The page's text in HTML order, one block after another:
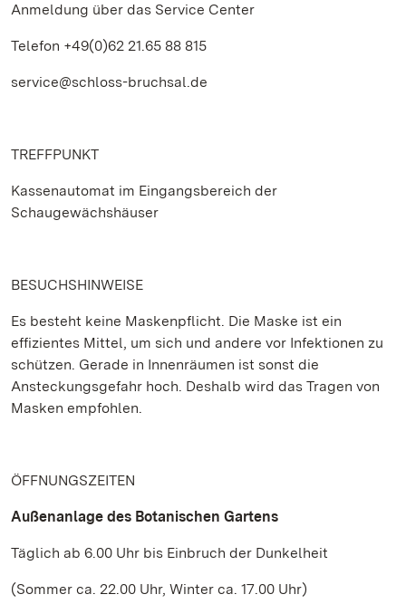
Anmeldung über das Service Center
Telefon +49(0)62 21.65 88 815
service@schloss-bruchsal.de
TREFFPUNKT
Kassenautomat im Eingangsbereich der
Schaugewächshäuser
BESUCHSHINWEISE
Es besteht keine Maskenpflicht. Die Maske ist ein
effizientes Mittel, um sich und andere vor Infektionen zu
schützen. Gerade in Innenräumen ist sonst die
Ansteckungsgefahr hoch. Deshalb wird das Tragen von
Masken empfohlen.
ÖFFNUNGSZEITEN
Außenanlage des Botanischen Gartens
Täglich ab 6.00 Uhr bis Einbruch der Dunkelheit
(Sommer ca. 22.00 Uhr, Winter ca. 17.00 Uhr)